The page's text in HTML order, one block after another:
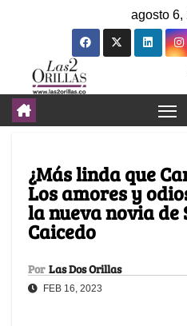
agosto 6,
¿Más linda que
Los amores y
la nueva novia de
Caicedo
Por Las Dos Orillas
FEB 16, 2023